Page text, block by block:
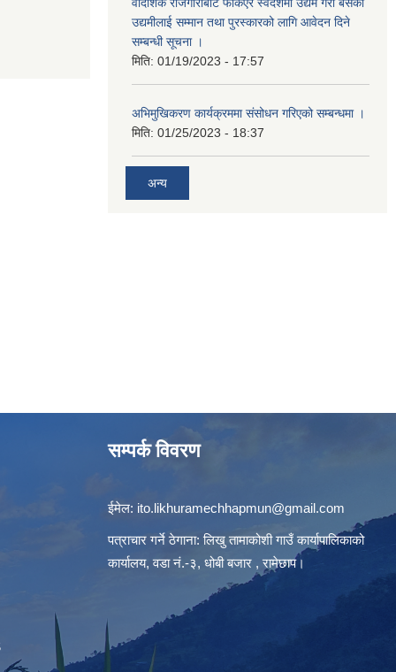
उद्यमीलाई सम्मान तथा पुरस्कारको लागि आवेदन दिने
सम्बन्धी सूचना ।
मिति: 01/19/2023 - 17:57
अभिमुखिकरण कार्यक्रममा संसोधन गरिएको सम्बन्धमा ।
मिति: 01/25/2023 - 18:37
अन्य
सम्पर्क विवरण
ईमेल: ito.likhuramechhapmun@gmail.com
पत्राचार गर्ने ठेगाना: लिखु तामाकोशी गाउँ कार्यापालिकाको
कार्यालय, वडा नं.-३, धोबी बजार , रामेछाप।